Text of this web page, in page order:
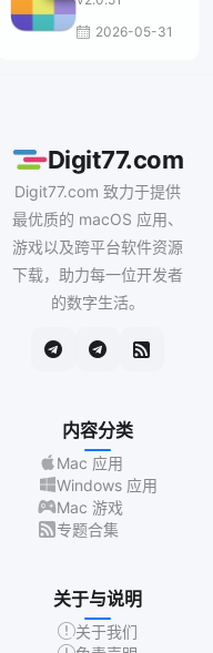
2026-05-31
Digit77.com
Digit77.com 致力于提供
最优质的 macOS 应用、
游戏以及跨平台软件资源
下载，助力每一位开发者
的数字生活。
内容分类
Mac 应用
Windows 应用
Mac 游戏
专题合集
关于与说明
关于我们